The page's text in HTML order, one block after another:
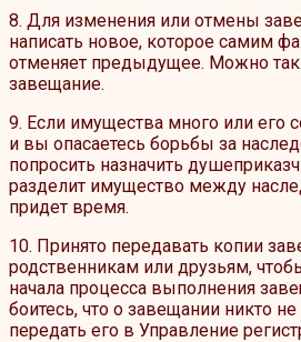
8. Для изменения или отмены
написать новое, которое самим
отменяет предыдущее. Можно
завещание.
9. Если имущества много или его
и вы опасаетесь борьбы за
попросить назначить
разделит имущество между
придет время.
10. Принято передавать копии
родственникам или друзьям,
начала процесса выполнения
боитесь, что о завещании никто
передать его в Управление